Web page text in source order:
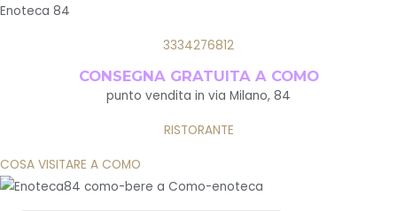
Enoteca 84
3334276812
CONSEGNA GRATUITA A COMO
punto vendita in via Milano, 84
RISTORANTE
COSA VISITARE A COMO